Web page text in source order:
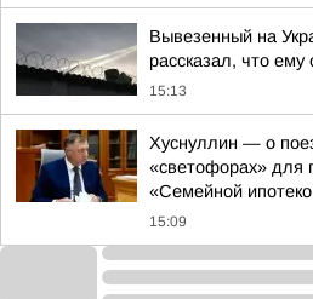
Вывезенный на
рассказал, что
15:13
Хуснуллин — о
«светофорах» для
«Семейной
15:09